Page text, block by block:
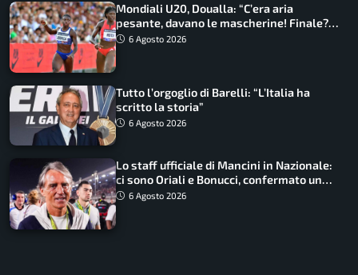
Mondiali U20, Doualla: “C’era aria
pesante, davano le mascherine! Finale?
Non ho nulla da perdere”
6 Agosto 2026
Tutto l’orgoglio di Barelli: “L’Italia ha
scritto la storia”
6 Agosto 2026
Lo staff ufficiale di Mancini in Nazionale:
ci sono Oriali e Bonucci, confermato un
ritorno
6 Agosto 2026